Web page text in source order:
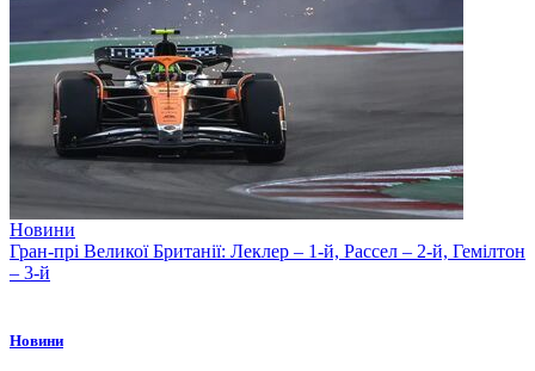
Новини
Гран-прі Великої Британії: Леклер – 1-й, Рассел – 2-й, Гемілтон
– 3-й
Новини